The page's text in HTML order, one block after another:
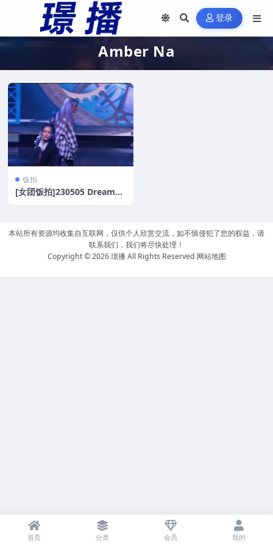
登录
Amber Na
饭拍
[女团饭拍]230505 Dreamca
本站所有资源均收集自互联网，仅供个人欣赏交流，如不慎侵犯了您的权益，请
联系我们，我们将尽快处理！
Copyright © 2026璟播All Rights Reserved 网站地图
首页 分类 会员 我的